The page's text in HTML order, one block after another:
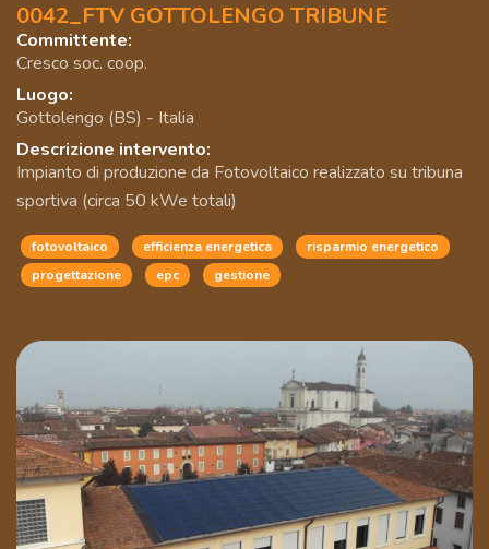
0042_FTV GOTTOLENGO TRIBUNE
Committente:
Cresco soc. coop.
Luogo:
Gottolengo (BS) - Italia
Descrizione intervento:
Impianto di produzione da Fotovoltaico realizzato su tribuna
sportiva (circa 50 kWe totali)
fotovoltaico efficienza energetica
risparmio energetico
progettazione
epc gestione